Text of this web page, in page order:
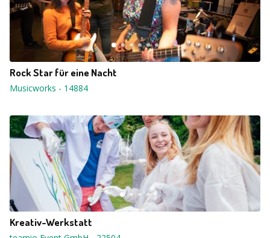
Rock Star für eine Nacht
Musicworks - 14884
Kreativ-Werkstatt